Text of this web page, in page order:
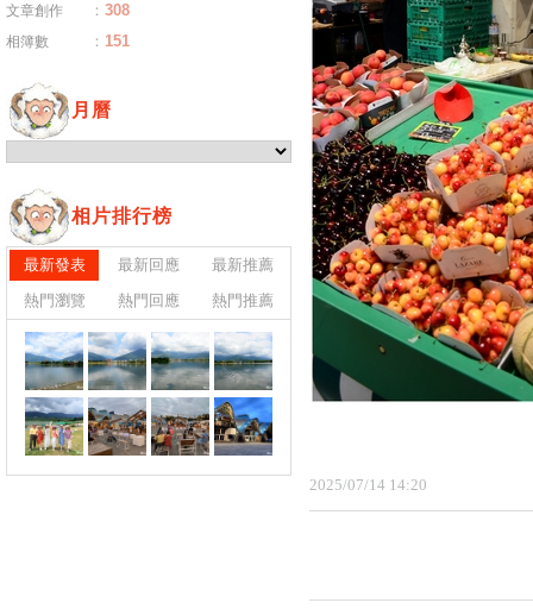
2025/07/14 14:20
文章創作 ： 308
相簿數 ： 151
月曆
相片排行榜
最新發表 最新回應
最新推薦
熱門瀏覽
熱門回應 熱門推薦